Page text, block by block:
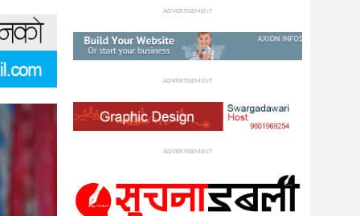
ADVERTISEMENT
ADVERTISEMENT
ADVERTISEMENT